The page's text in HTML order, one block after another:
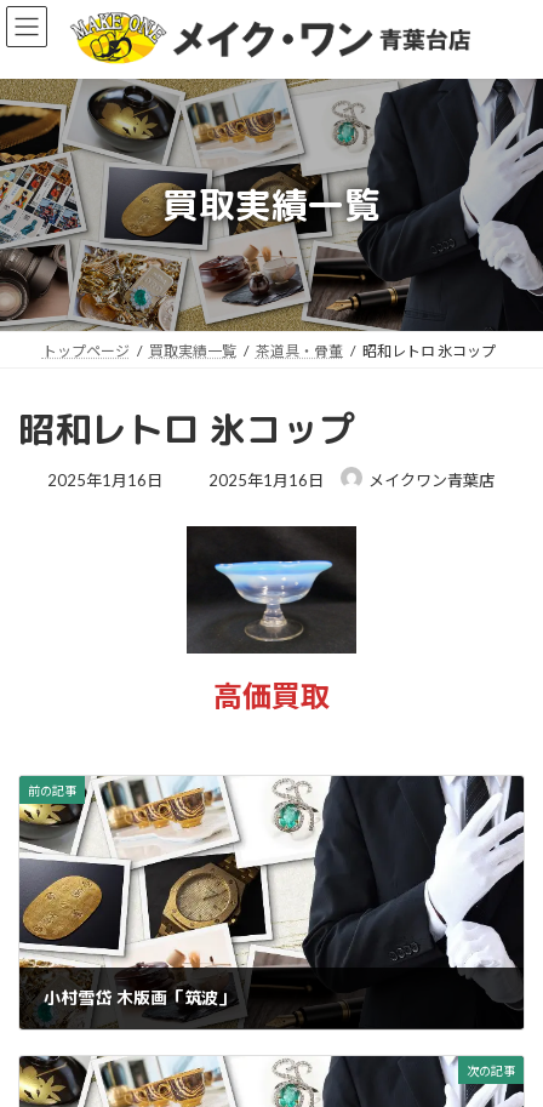
コ
ン
ン
ツ
へ
ス
キ
ッ
プ
ナ
ビ
ー
シ
ョ
ン
に
移
動
買取実績一覧
トップページ 買取実績一覧 茶道具・骨董 昭和レトロ 氷コップ
昭和レトロ 氷コップ
2025年1月16日
最
日
:
2025年1月16日 メイクワン青葉店
高価買取
前の記事
小村雪岱 木版画「筑波」
次の記事
ア
コ
ン
リ
ク